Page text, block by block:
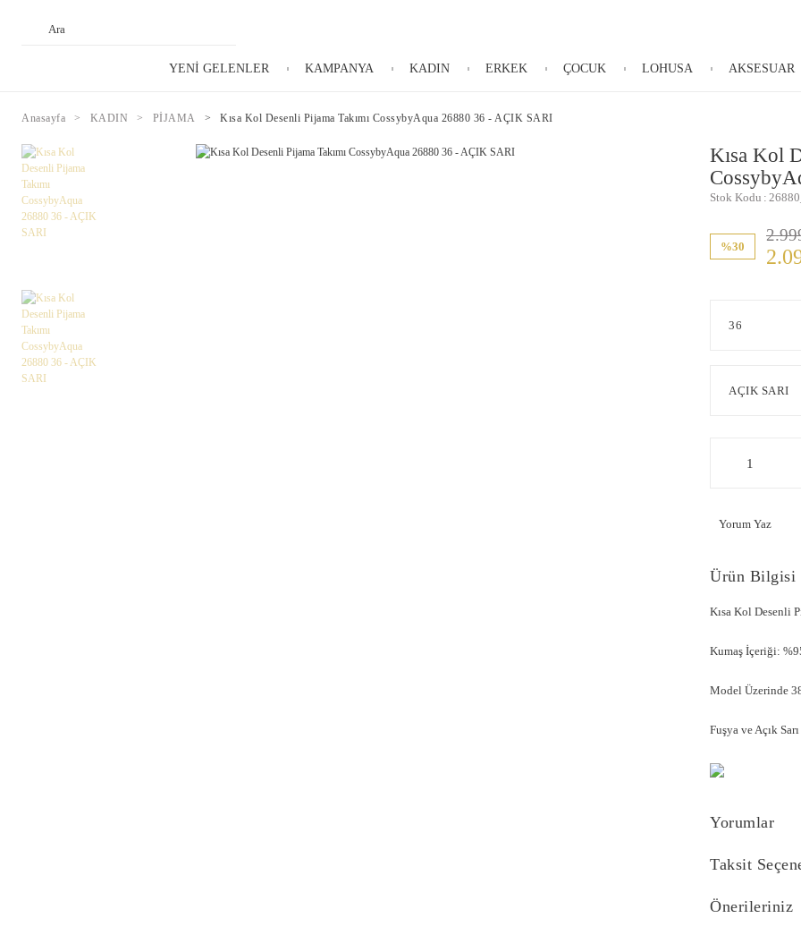
YENİ GELENLER KAMPANYA KADIN ERKEK ÇOCUK LOHUSA AKSESUAR
Anasayfa KADIN PİJAMA Kısa Kol Desenli Pijama Takımı CossybyAqua 26880 36 - AÇIK SARI
Kısa Kol
Stok Kodu
%30
Yorum Yaz
Ürün Bilgisi
Kısa Kol Desenli
Kumaş İçeriği:
Model Üzerinde
Fuşya ve Açık
Yorumlar
Taksit
Önerileriniz